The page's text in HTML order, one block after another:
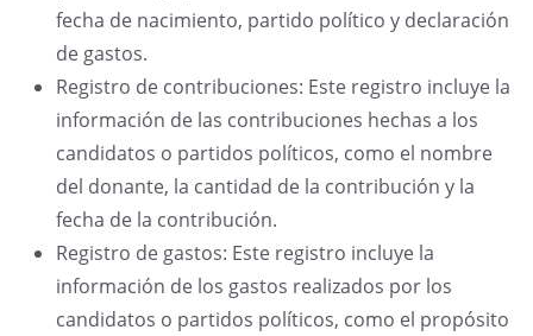
fecha de nacimiento, partido político y declaración
de gastos.
Registro de contribuciones: Este registro incluye la
información de las contribuciones hechas a los
candidatos o partidos políticos, como el nombre
del donante, la cantidad de la contribución y la
fecha de la contribución.
Registro de gastos: Este registro incluye la
información de los gastos realizados por los
candidatos o partidos políticos, como el propósito